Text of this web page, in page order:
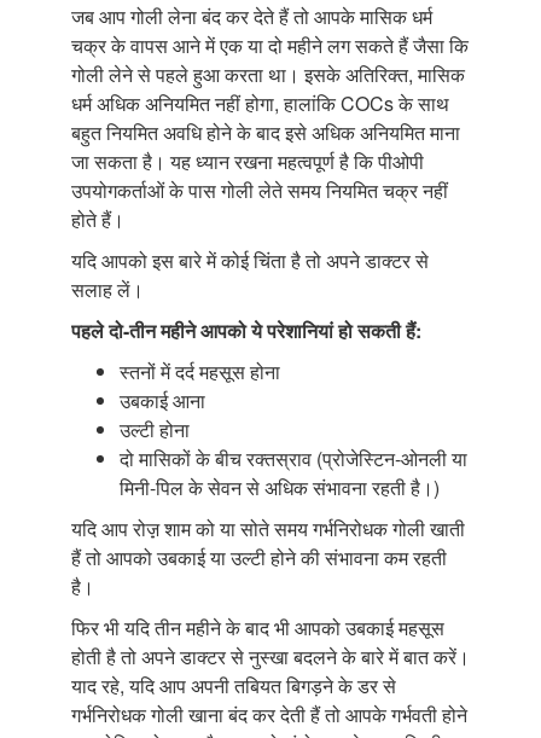
जब आप गोली लेना बंद कर देते हैं तो आपके मासिक धर्म
चक्र के वापस आने में एक या दो महीने लग सकते हैं जैसा कि
गोली लेने से पहले हुआ करता था। इसके अतिरिक्त, मासिक
धर्म अधिक अनियमित नहीं होगा, हालांकि COCs के साथ
बहुत नियमित अवधि होने के बाद इसे अधिक अनियमित माना
जा सकता है। यह ध्यान रखना महत्वपूर्ण है कि पीओपी
उपयोगकर्ताओं के पास गोली लेते समय नियमित चक्र नहीं
होते हैं।
यदि आपको इस बारे में कोई चिंता है तो अपने डाक्टर से
सलाह लें।
पहले दो-तीन महीने आपको ये परेशानियांहो सकती हैं:
स्तनों में दर्द महसूस होना
उबकाई आना
उल्टी होना
दो मासिकों के बीच रक्तस्राव (प्रोजेस्टिन-ओनली या
मिनी-पिल के सेवन से अधिक संभावना रहती है।)
यदि आप रोज़़ शाम को या सोते समय गर्भनिरोधक गोली खाती
हैं तो आपको उबकाई या उल्टी होने की संभावना कम रहती
है।
फिर भी यदि तीन महीने के बाद भी आपको उबकाई महसूस
होती है तो अपने डाक्टर से नुस्खा बदलने के बारे में बात करें।
याद रहे, यदि आप अपनी तबियत बिगड़ने के डर से
गर्भनिरोधक गोली खाना बंद कर देती हैं तो आपके गर्भवती होने